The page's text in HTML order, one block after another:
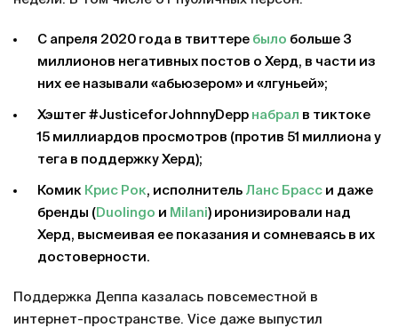
С апреля 2020 года в твиттере было больше 3
миллионов негативных постов о Херд, в части из
них ее называли «абьюзером» и «лгуньей»;
Хэштег #JusticeforJohnnyDepp набрал в тиктоке
15 миллиардов просмотров (против 51 миллиона у
тега в поддержку Херд);
Комик Крис Рок, исполнитель Ланс Брасс и даже
бренды ( Duolingo и Milani) иронизировали над
Херд, высмеивая ее показания и сомневаясь в их
достоверности.
Поддержка Деппа казалась повсеместной в
интернет-пространстве. Vice даже выпустил